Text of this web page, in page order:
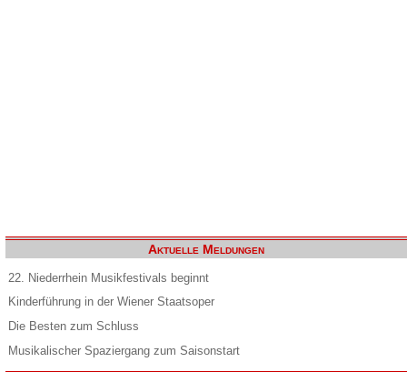
Aktuelle Meldungen
22. Niederrhein Musikfestivals beginnt
Kinderführung in der Wiener Staatsoper
Die Besten zum Schluss
Musikalischer Spaziergang zum Saisonstart